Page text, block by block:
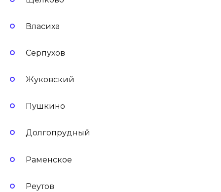
Власиха
Серпухов
Жуковский
Пушкино
Долгопрудный
Раменское
Реутов